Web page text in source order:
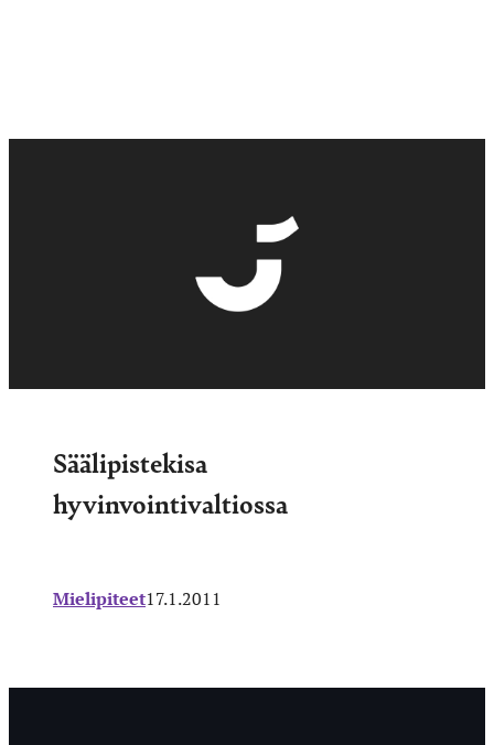
Säälipistekisa
hyvinvointivaltiossa
Mielipiteet17.1.2011